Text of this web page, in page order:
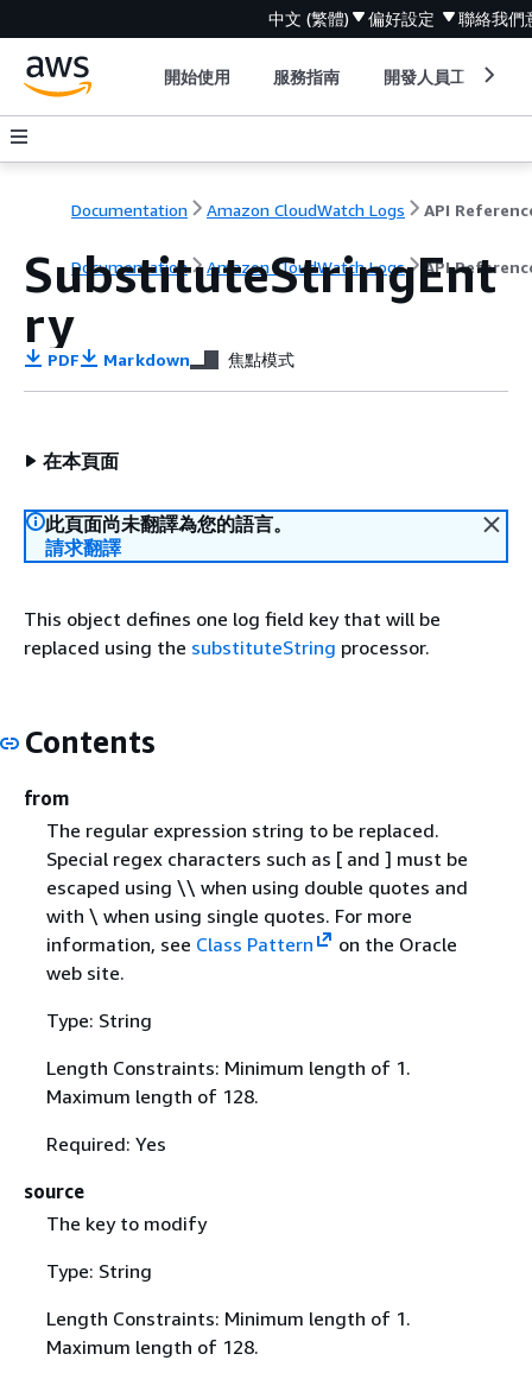
中文 (繁體) 偏好設定 聯絡我們
開始使用 服務指南 開發人員工具
Documentation Amazon CloudWatch Logs API
Documentation Amazon CloudWatch Logs API
SubstituteStringEnt
ry
PDF Markdown 焦點模式
在本頁面
此頁面尚未翻譯為您的語言。
請求翻譯
This object defines one log field key that will be
replaced using the substituteString processor.
Contents
from
The regular expression string to be replaced.
Special regex characters such as [ and ] must be
escaped using \\ when using double quotes and
with \ when using single quotes. For more
information, see Class Pattern
on the Oracle
web site.
Type: String
Length Constraints: Minimum length of 1.
Maximum length of 128.
Required: Yes
source
The key to modify
Type: String
Length Constraints: Minimum length of 1.
Maximum length of 128.